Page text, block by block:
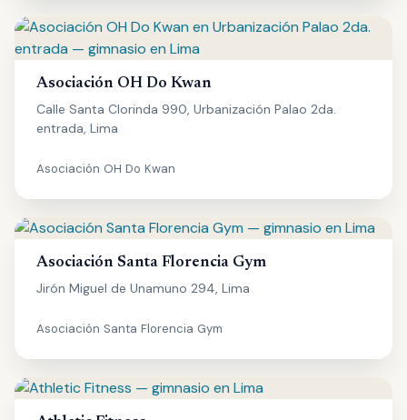
Asociación OH Do Kwan
Calle Santa Clorinda 990, Urbanización Palao 2da.
entrada, Lima
Asociación OH Do Kwan
Asociación Santa Florencia Gym
Jirón Miguel de Unamuno 294, Lima
Asociación Santa Florencia Gym